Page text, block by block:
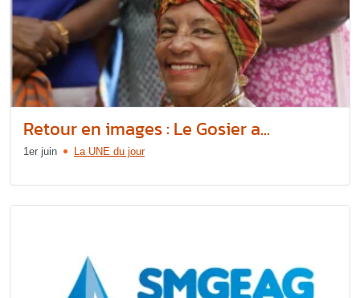
Retour en images : Le Gosier a...
1er juin La UNE du jour